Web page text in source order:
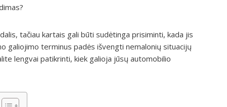
tačiau kartais gali būti sudėtinga prisiminti, kada jis
galiojimo terminus padės išvengti nemalonių situacijų
lengvai patikrinti, kiek galioja jūsų automobilio